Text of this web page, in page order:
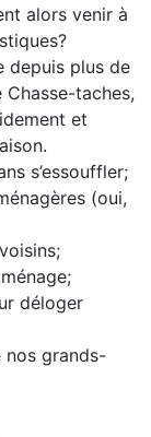
alors venir à
depuis plus de
Chasse-taches,
et
s’essouffler;
(oui,
déloger
nos grands-